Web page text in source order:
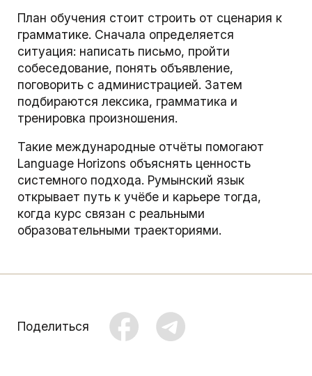
План обучения стоит строить от сценария к
грамматике. Сначала определяется
ситуация: написать письмо, пройти
собеседование, понять объявление,
поговорить с администрацией. Затем
подбираются лексика, грамматика и
тренировка произношения.
Такие международные отчёты помогают
Language Horizons объяснять ценность
системного подхода. Румынский язык
открывает путь к учёбе и карьере тогда,
когда курс связан с реальными
образовательными траекториями.
Поделиться